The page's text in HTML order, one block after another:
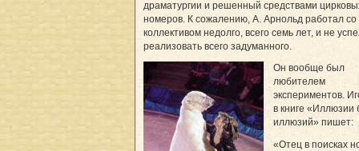
драматургии и решенный средствами
номеров. К сожалению, А. Арнольд работал со
коллективом недолго, всего семь лет, и не
реализовать всего задуманного.
Он вообще был
любителем
экспериментов.
в книге «Иллюзии
иллюзий» пишет:
«Отец в поисках